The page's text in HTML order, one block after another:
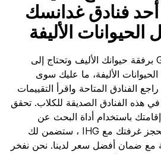
فنادق غدانسك
الحيوانات الأليفة
عندما تسافر إلى Gdansk برفقة حيوانك الأليف وتحتاج إلى
الأليفة، ما عليك سوى
الفنادق المتاحة واقرأ التقييمات
هذه الفنادق الصديقة للكلاب. تحقق
باستخدام أداة البحث عن
الفنادق من IHG. عندما تحجز غرفتك مع IHG ، ستضمن لك
مع ضمان أفضل سعر لدينا. نحن نفخر